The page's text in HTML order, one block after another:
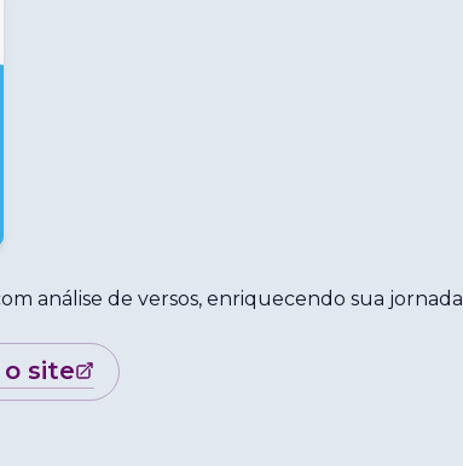
análise de versos, enriquecendo sua jornada
o site